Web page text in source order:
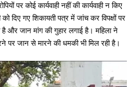
पर कोई कार्यवाही नहीं की कार्यवाही न किए
दिए गए शिकायती पत्र में जांच कर विपक्षों पर
है और जान मांग की गुहार लगाई है। महिला ने
पर जान से मारने की धमकी भी मिल रही है।